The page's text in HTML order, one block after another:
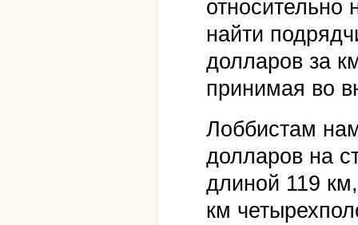
относительно
найти
долларов за
принимая во
Лоббистам
долларов на
длиной 119
км